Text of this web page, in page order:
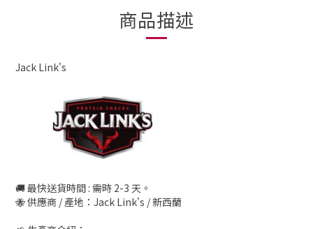
商品描述
Jack Link's
🚚 最快送貨時間 : 需時 2-3 天。
🐝 供應商 / 產地：Jack Link's / 新西蘭